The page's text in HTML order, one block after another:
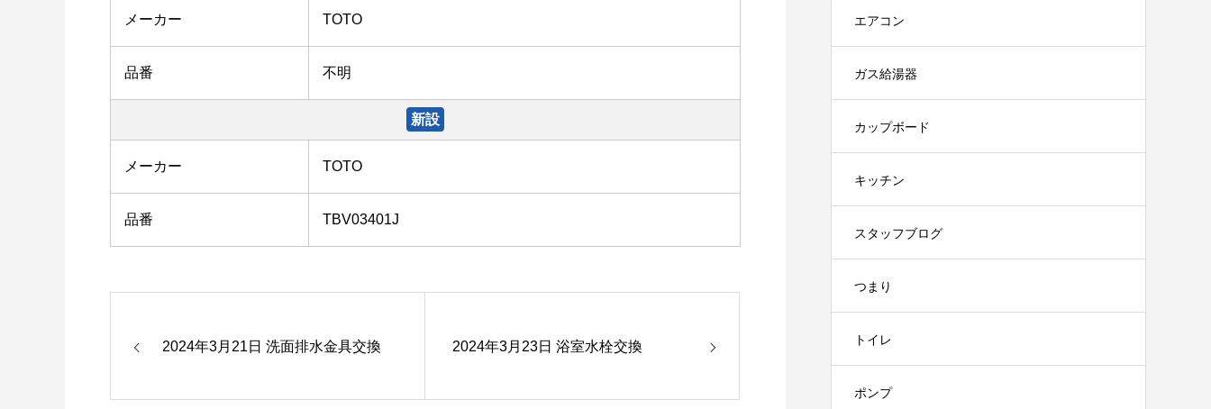
メーカー TOTO
品番 不明
新設
メーカー TOTO
品番 TBV03401J
2024年3月21日 洗面排水金具交換 2024年3月23日 浴室水栓交換
エアコン
ガス給湯器
カップボード
キッチン
スタッフブログ
つまり
トイレ
ポンプ